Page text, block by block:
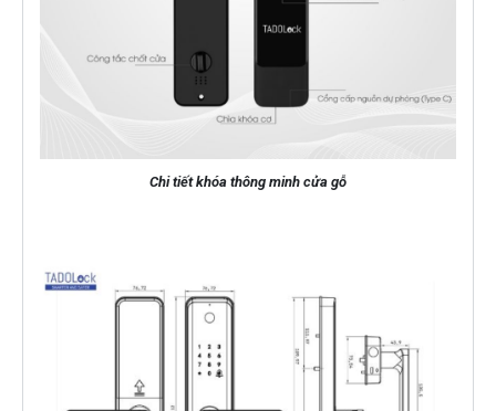
Chi tiết khóa thông minh cửa gỗ